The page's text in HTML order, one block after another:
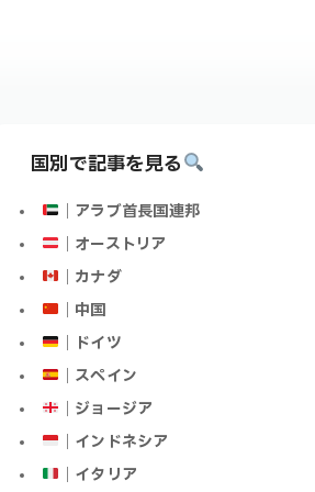
国別で記事を見る
｜アラブ首長国連邦
｜オーストリア
｜カナダ
｜中国
｜ドイツ
｜スペイン
｜ジョージア
｜インドネシア
｜イタリア